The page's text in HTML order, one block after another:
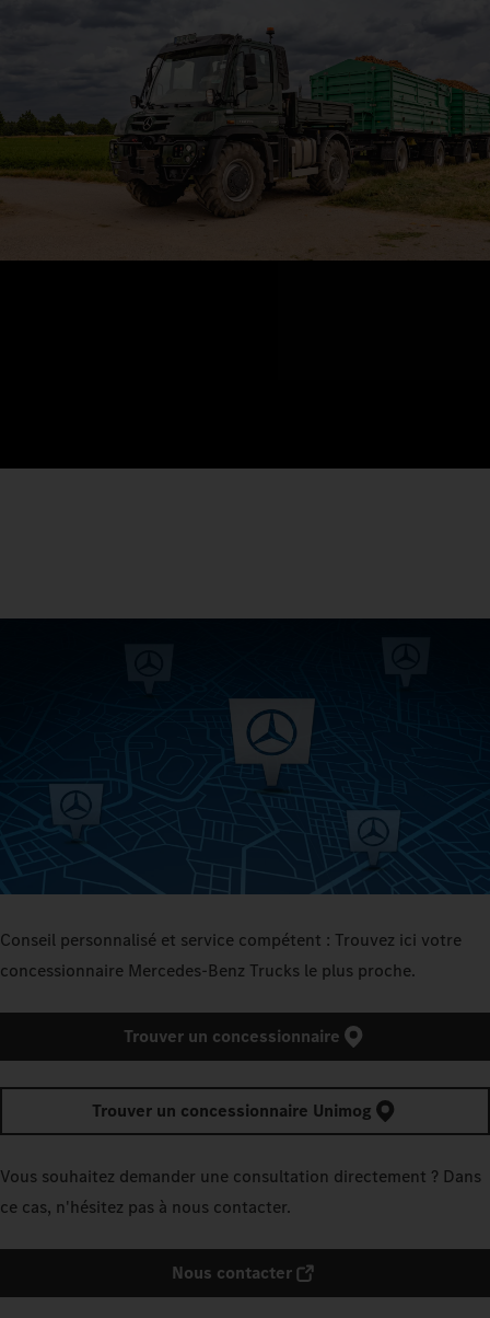
Conseil personnalisé et service compétent : Trouvez ici votre
concessionnaire Mercedes‑Benz Trucks le plus proche.
Trouver un concessionnaire
Trouver un concessionnaire Unimog
Vous souhaitez demander une consultation directement ? Dans
ce cas, n'hésitez pas à nous contacter.
Nous contacter